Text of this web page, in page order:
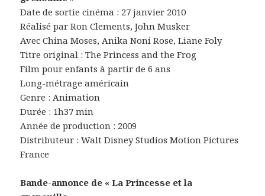
Date de sortie cinéma : 27 janvier 2010
Réalisé par Ron Clements, John Musker
Avec China Moses, Anika Noni Rose, Liane Foly
Titre original : The Princess and the Frog
Film pour enfants à partir de 6 ans
Long-métrage américain
Genre : Animation
Durée : 1h37 min
Année de production : 2009
Distributeur : Walt Disney Studios Motion Pictures
France
Bande-annonce de « La Princesse et la